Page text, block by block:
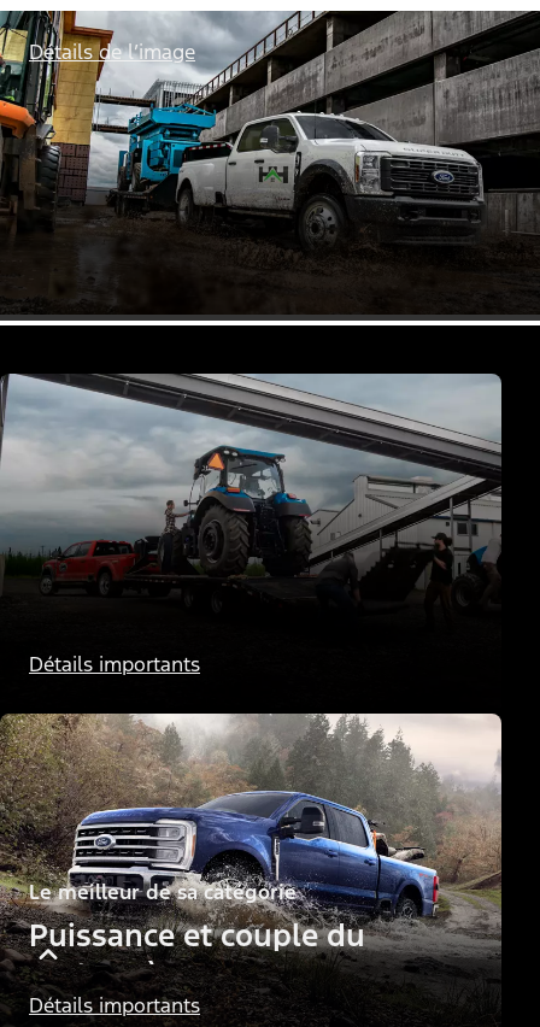
Détails de l’image
Puissance et couple des
moteurs diesel
Détails importants
Le meilleur de sa catégorie
Puissance et couple du
moteur à essence
Détails importants